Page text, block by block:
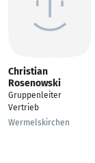
Christian
Rosenowski
Gruppenleiter
Vertrieb
Wermelskirchen